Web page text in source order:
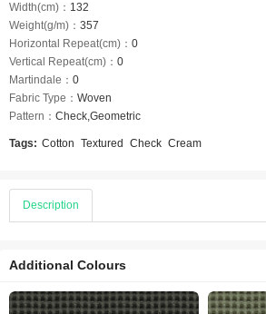
Width(cm)： 132
Weight(g/m)： 357
Horizontal Repeat(cm)： 0
Vertical Repeat(cm)： 0
Martindale： 0
Fabric Type： Woven
Pattern： Check,Geometric
Tags: Cotton Textured Check Cream
Description
Additional Colours